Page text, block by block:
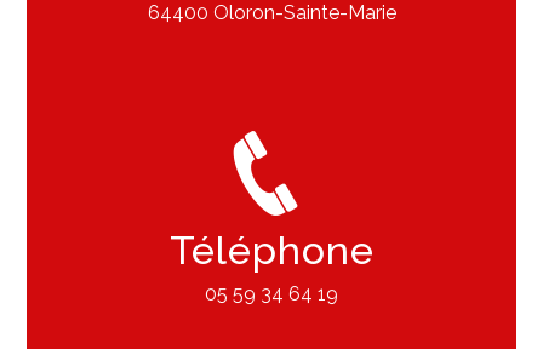
64400 Oloron-Sainte-Marie
Téléphone
05 59 34 64 19